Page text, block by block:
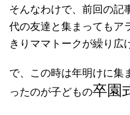
そんなわけで、前回の記
代の友達と集まってもア
きりママトークが繰り広
で、この時は年明けに集
ったのが子どもの卒園